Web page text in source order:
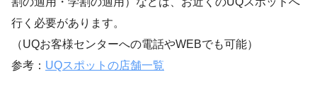
行く必要があります。
（UQお客様センターへの電話やWEBでも可能）
参考： UQスポットの店舗一覧